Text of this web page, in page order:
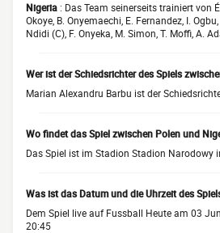
Nigeria : Das Team seinerseits trainiert von
Okoye, B. Onyemaechi, E. Fernandez, I.
Ndidi (C), F. Onyeka, M. Simon, T. Moffi, A.
Wer ist der Schiedsrichter des Spiels
Marian Alexandru Barbu ist der
Wo findet das Spiel zwischen Polen und
Das Spiel ist im Stadion Stadion Narodowy
Was ist das Datum und die Uhrzeit des
Dem Spiel live auf Fussball Heute am 03
20:45